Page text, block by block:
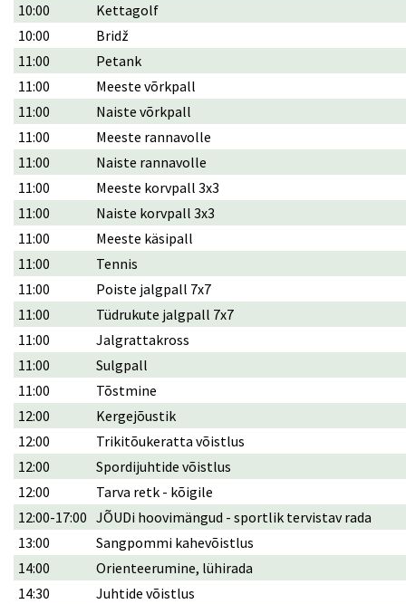
10:00
Kettagolf
10:00
Bridž
11:00
Petank
11:00
Meeste võrkpall
11:00
Naiste võrkpall
11:00
Meeste rannavolle
11:00
Naiste rannavolle
11:00
Meeste korvpall 3x3
11:00
Naiste korvpall 3x3
11:00
Meeste käsipall
11:00
Tennis
11:00
Poiste jalgpall 7x7
11:00
Tüdrukute jalgpall 7x7
11:00
Jalgrattakross
11:00
Sulgpall
11:00
Tõstmine
12:00
Kergejõustik
12:00
Trikitõukeratta võistlus
12:00
Spordijuhtide võistlus
12:00
Tarva retk - kõigile
12:00-17:00 JÕUDi hoovimängud - sportlik tervistav rada
13:00
Sangpommi kahevõistlus
14:00
Orienteerumine, lühirada
14:30
Juhtide võistlus